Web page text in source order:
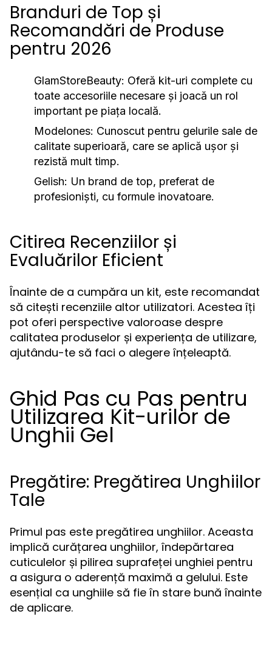
Branduri de Top și
Recomandări de Produse
pentru 2026
GlamStoreBeauty: Oferă kit-uri complete cu
toate accesoriile necesare și joacă un rol
important pe piața locală.
Modelones: Cunoscut pentru gelurile sale de
calitate superioară, care se aplică ușor și
rezistă mult timp.
Gelish: Un brand de top, preferat de
profesioniști, cu formule inovatoare.
Citirea Recenziilor și
Evaluărilor Eficient
Înainte de a cumpăra un kit, este recomandat
să citești recenziile altor utilizatori. Acestea îți
pot oferi perspective valoroase despre
calitatea produselor și experiența de utilizare,
ajutându-te să faci o alegere înțeleaptă.
Ghid Pas cu Pas pentru
Utilizarea Kit-urilor de
Unghii Gel
Pregătire: Pregătirea Unghiilor
Tale
Primul pas este pregătirea unghiilor. Aceasta
implică curățarea unghiilor, îndepărtarea
cuticulelor și pilirea suprafeței unghiei pentru
a asigura o aderență maximă a gelului. Este
esențial ca unghiile să fie în stare bună înainte
de aplicare.